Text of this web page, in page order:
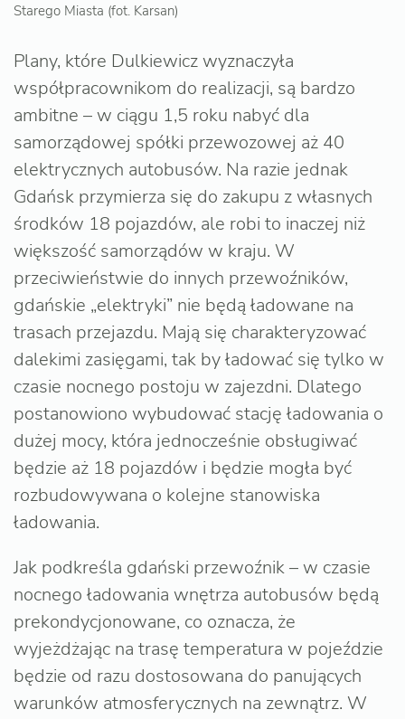
Starego Miasta (fot. Karsan)
Plany, które Dulkiewicz wyznaczyła
współpracownikom do realizacji, są bardzo
ambitne – w ciągu 1,5 roku nabyć dla
samorządowej spółki przewozowej aż 40
elektrycznych autobusów. Na razie jednak
Gdańsk przymierza się do zakupu z własnych
środków 18 pojazdów, ale robi to inaczej niż
większość samorządów w kraju. W
przeciwieństwie do innych przewoźników,
gdańskie „elektryki” nie będą ładowane na
trasach przejazdu. Mają się charakteryzować
dalekimi zasięgami, tak by ładować się tylko w
czasie nocnego postoju w zajezdni. Dlatego
postanowiono wybudować stację ładowania o
dużej mocy, która jednocześnie obsługiwać
będzie aż 18 pojazdów i będzie mogła być
rozbudowywana o kolejne stanowiska
ładowania.
Jak podkreśla gdański przewoźnik – w czasie
nocnego ładowania wnętrza autobusów będą
prekondycjonowane, co oznacza, że
wyjeżdżając na trasę temperatura w pojeździe
będzie od razu dostosowana do panujących
warunków atmosferycznych na zewnątrz. W